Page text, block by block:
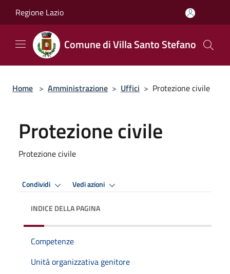
Regione Lazio
Comune di Villa Santo Stefano
Home > Amministrazione > Uffici > Protezione civile
Protezione civile
Protezione civile
Condividi Vedi azioni
INDICE DELLA PAGINA
Competenze
Unità organizzativa genitore